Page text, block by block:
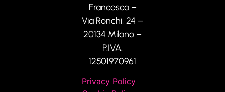
Francesca –
Via Ronchi, 24 –
20134 Milano –
P.IVA.
12501970961
Privacy Policy